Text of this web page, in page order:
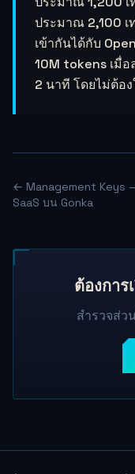
ประมาณ 2,100 เ
เข้ากันได้กับ
10M tokens เมื่อ
2 นาที โดยไม่ต้อ
← Management Keys
SaaS บน Gonka
ต้องการ
สำรวจส่ว